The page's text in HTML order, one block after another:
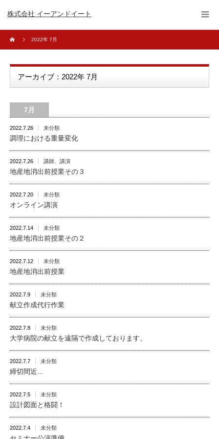
株式会社 イーアンドイート
2022年 7月
アーカイブ：2022年 7月
7月
2022.7.26 未分類
調理における重量変化
2022.7.26 講師、講演
地産地消出前授業その３
2022.7.20 未分類
オンライン講演
2022.7.14 未分類
地産地消出前授業その２
2022.7.12 未分類
地産地消出前授業
2022.7.9 未分類
献立作成代行作業
2022.7.8 未分類
大学病院の献立を遠隔で作成しております。
2022.7.7 未分類
締切間近…
2022.7.5 未分類
設計図面と格闘！
2022.7.4 未分類